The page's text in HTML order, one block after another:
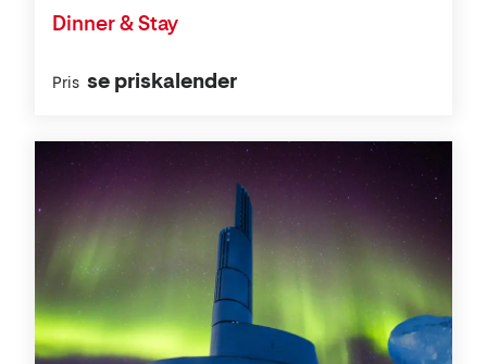
Dinner & Stay
Pris se priskalender
Aktiviteter